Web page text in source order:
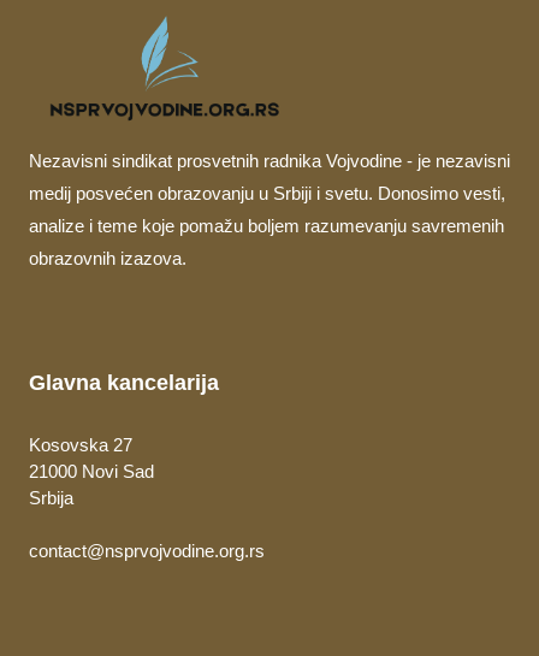
Nezavisni sindikat prosvetnih radnika Vojvodine - je nezavisni
medij posvećen obrazovanju u Srbiji i svetu. Donosimo vesti,
analize i teme koje pomažu boljem razumevanju savremenih
obrazovnih izazova.
Glavna kancelarija
Kosovska 27
21000 Novi Sad
Srbija
contact@nsprvojvodine.org.rs